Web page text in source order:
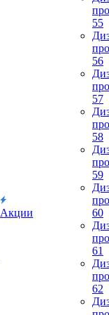
Акции
55
56
57
58
59
60
61
62